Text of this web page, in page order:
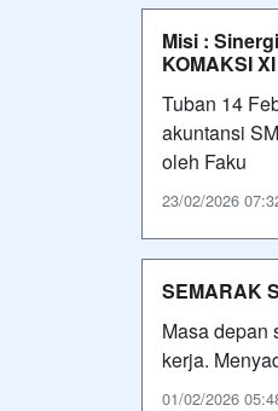
Misi :
KOMAKSI
Tuban 14
akuntansi
oleh Faku
23/02/2026
SEMARAK
Masa depan
kerja.
01/02/2026